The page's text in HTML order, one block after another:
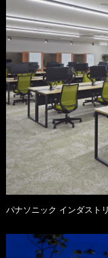
パナソニック インダスト